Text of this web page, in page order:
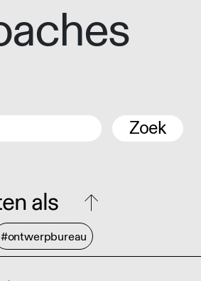
Zoek
als
#ontwerpbureau